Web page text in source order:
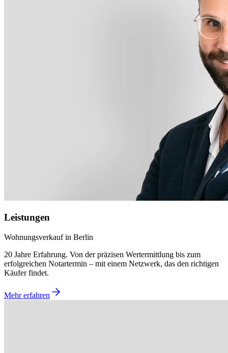
Leistungen
Wohnungsverkauf in Berlin
20 Jahre Erfahrung. Von der präzisen Wertermittlung bis zum
erfolgreichen Notartermin – mit einem Netzwerk, das den richtigen
Käufer findet.
Mehr erfahren